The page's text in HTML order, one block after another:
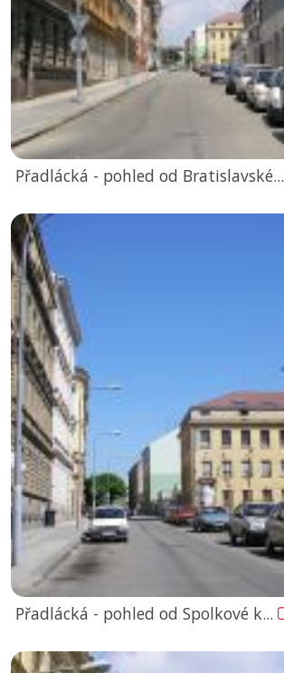
Přadlácká - pohled od Bratislavské...
Přadlácká - pohled od Spolkové k...